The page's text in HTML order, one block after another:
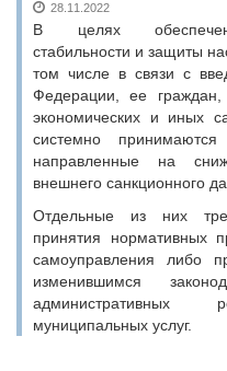
28.11.2022
В целях
стабильности и защиты
том числе в связи с
Федерации, ее граждан,
экономических и иных
системно
направленные на
внешнего санкционного
Отдельные из них
принятия нормативных
самоуправления либо
изменившимся
административных
муниципальных услуг.